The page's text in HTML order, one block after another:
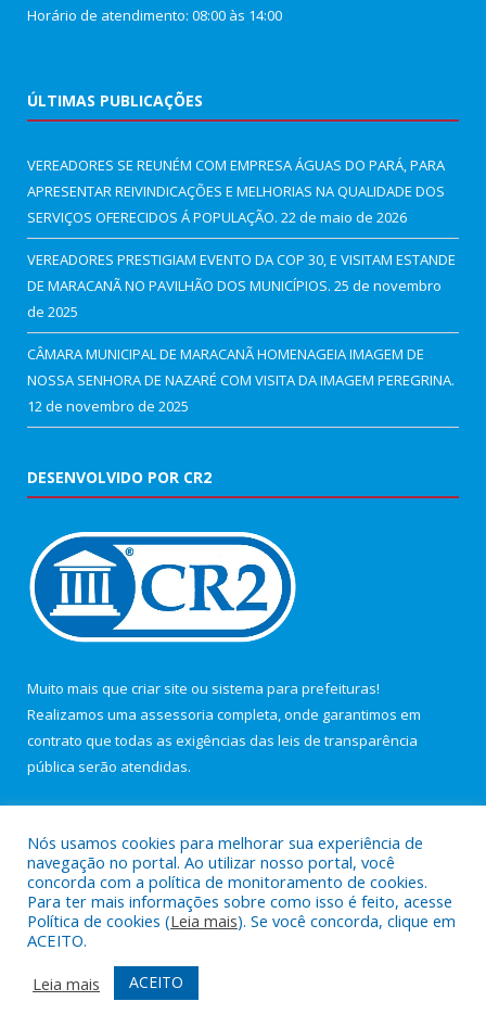
Horário de atendimento: 08:00 às 14:00
ÚLTIMAS PUBLICAÇÕES
VEREADORES SE REUNÉM COM EMPRESA ÁGUAS DO PARÁ, PARA
APRESENTAR REIVINDICAÇÕES E MELHORIAS NA QUALIDADE DOS
SERVIÇOS OFERECIDOS Á POPULAÇÃO. 22 de maio de 2026
VEREADORES PRESTIGIAM EVENTO DA COP 30, E VISITAM ESTANDE
DE MARACANÃ NO PAVILHÃO DOS MUNICÍPIOS. 25 de novembro
de 2025
CÂMARA MUNICIPAL DE MARACANÃ HOMENAGEIA IMAGEM DE
NOSSA SENHORA DE NAZARÉ COM VISITA DA IMAGEM PEREGRINA.
12 de novembro de 2025
DESENVOLVIDO POR CR2
Muito mais que criar site ou sistema para prefeituras!
Realizamos uma assessoria completa, onde garantimos em
contrato que todas as exigências das leis de transparência
pública serão atendidas.
Todos os direitos reservados a Câmara Municipal de Maracanã.
Mapa do Site
Acessar Área Administrativa
Acessar Webmail
Nós usamos cookies para melhorar sua experiência de
navegação no portal. Ao utilizar nosso portal, você
concorda com a política de monitoramento de cookies.
Para ter mais informações sobre como isso é feito, acesse
Política de cookies (Leia mais). Se você concorda, clique em
ACEITO.
Leia mais
ACEITO